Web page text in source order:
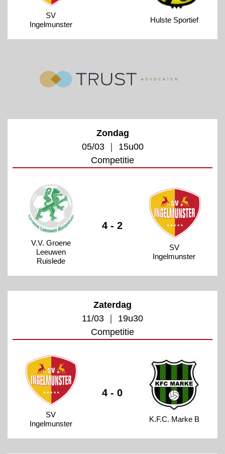
SV
Ingelmunster
Hulste Sportief
Zondag
05/03 ｜ 15u00
Competitie
V.V. Groene
Leeuwen
Ruislede
4 - 2
SV
Ingelmunster
Zaterdag
11/03 ｜ 19u30
Competitie
SV
Ingelmunster
4 - 0
K.F.C. Marke B